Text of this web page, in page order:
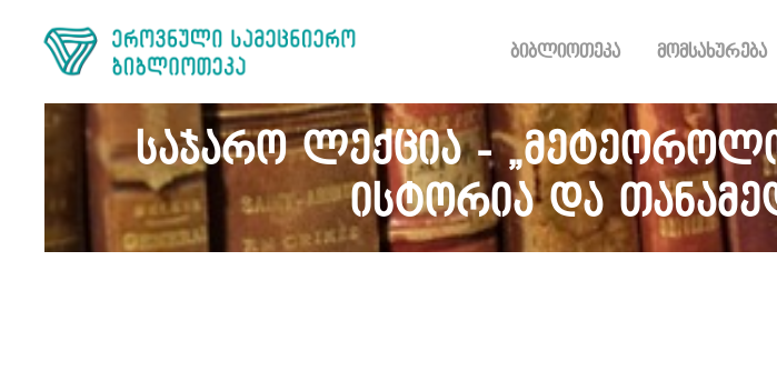
ბიბლიოთეკა მომსახურება
საჯარო ლექცია -
ისტორია და
ᲛᲝᲛᲡᲐᲮᲣᲠᲔᲑᲐ
ᲠᲔᲡᲣᲠᲡᲘ
ᲠᲔᲒᲘᲡᲢᲠᲐᲪᲘᲐ
ᲓᲝᲜᲐᲪᲘᲐ
ᲙᲝᲜᲢᲐᲥᲢᲘ